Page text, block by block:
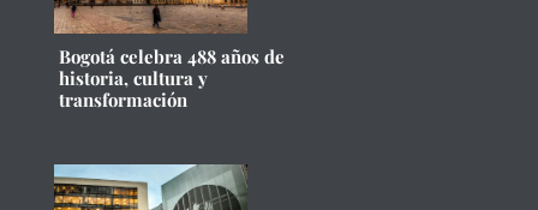
Bogotá celebra 488 años de
historia, cultura y
transformación